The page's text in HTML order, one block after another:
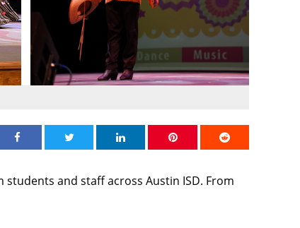
Share on FacebookShare on TwitterShare on LinkedinShare on Pinterest
and staff across Austin ISD. From